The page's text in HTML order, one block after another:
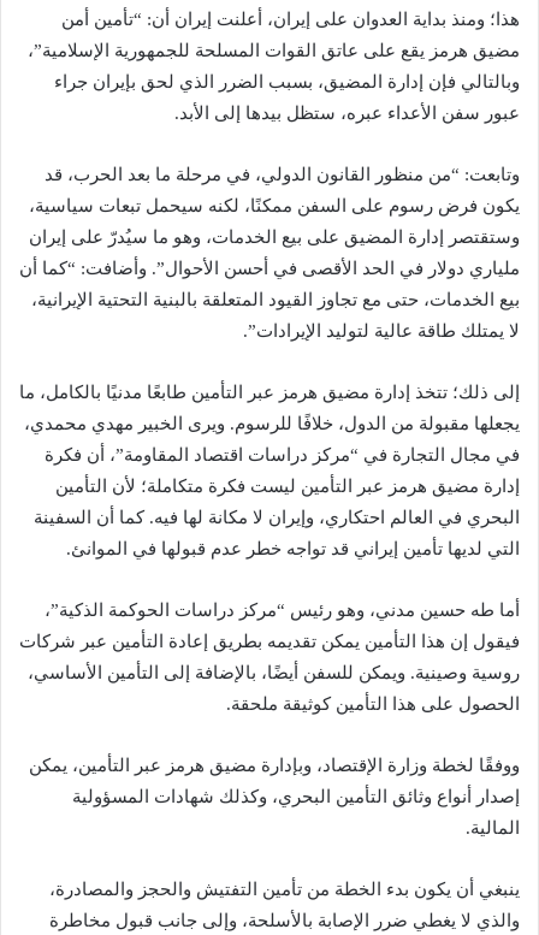
هذا؛ ومنذ بداية العدوان على إيران، أعلنت إيران أن: “تأمين أمن
مضيق هرمز يقع على عاتق القوات المسلحة للجمهورية الإسلامية”،
وبالتالي فإن إدارة المضيق، بسبب الضرر الذي لحق بإيران جراء
عبور سفن الأعداء عبره، ستظل بيدها إلى الأبد.
وتابعت: “من منظور القانون الدولي، في مرحلة ما بعد الحرب، قد
يكون فرض رسوم على السفن ممكنًا، لكنه سيحمل تبعات سياسية،
وستقتصر إدارة المضيق على بيع الخدمات، وهو ما سيُدرّ على إيران
ملياري دولار في الحد الأقصى في أحسن الأحوال”. وأضافت: “كما أن
بيع الخدمات، حتى مع تجاوز القيود المتعلقة بالبنية التحتية الإيرانية،
لا يمتلك طاقة عالية لتوليد الإيرادات”.
إلى ذلك؛ تتخذ إدارة مضيق هرمز عبر التأمين طابعًا مدنيًا بالكامل، ما
يجعلها مقبولة من الدول، خلافًا للرسوم. ويرى الخبير مهدي محمدي،
في مجال التجارة في “مركز دراسات اقتصاد المقاومة”، أن فكرة
إدارة مضيق هرمز عبر التأمين ليست فكرة متكاملة؛ لأن التأمين
البحري في العالم احتكاري، وإيران لا مكانة لها فيه. كما أن السفينة
التي لديها تأمين إيراني قد تواجه خطر عدم قبولها في الموانئ.
أما طه حسين مدني، وهو رئيس “مركز دراسات الحوكمة الذكية”،
فيقول إن هذا التأمين يمكن تقديمه بطريق إعادة التأمين عبر شركات
روسية وصينية. ويمكن للسفن أيضًا، بالإضافة إلى التأمين الأساسي،
الحصول على هذا التأمين كوثيقة ملحقة.
ووفقًا لخطة وزارة الإقتصاد، وبإدارة مضيق هرمز عبر التأمين، يمكن
إصدار أنواع وثائق التأمين البحري، وكذلك شهادات المسؤولية
المالية.
ينبغي أن يكون بدء الخطة من تأمين التفتيش والحجز والمصادرة،
والذي لا يغطي ضرر الإصابة بالأسلحة، وإلى جانب قبول مخاطرة